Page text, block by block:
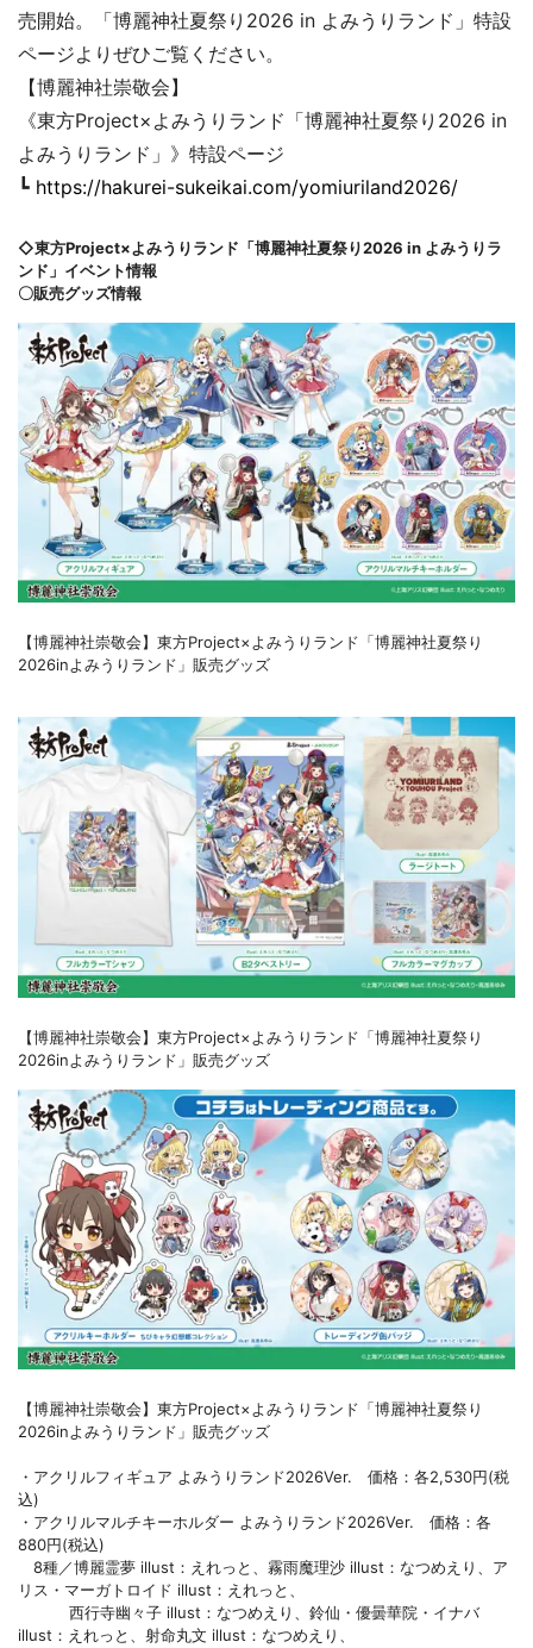
売開始。「博麗神社夏祭り2026 in よみうりランド」特設
ページよりぜひご覧ください。
【博麗神社崇敬会】
《東方Project×よみうりランド「博麗神社夏祭り2026 in
よみうりランド」》特設ページ
┗ https://hakurei-sukeikai.com/yomiuriland2026/
◇東方Project×よみうりランド「博麗神社夏祭り2026 in よみうりラ
ンド」イベント情報
〇販売グッズ情報
【博麗神社崇敬会】東方Project×よみうりランド「博麗神社夏祭り
2026inよみうりランド」販売グッズ
【博麗神社崇敬会】東方Project×よみうりランド「博麗神社夏祭り
2026inよみうりランド」販売グッズ
【博麗神社崇敬会】東方Project×よみうりランド「博麗神社夏祭り
2026inよみうりランド」販売グッズ
・アクリルフィギュア よみうりランド2026Ver. 価格：各2,530円(税
込)
・アクリルマルチキーホルダー よみうりランド2026Ver. 価格：各
880円(税込)
8種／博麗霊夢 illust：えれっと、霧雨魔理沙 illust：なつめえり、ア
リス・マーガトロイド illust：えれっと、
西行寺幽々子 illust：なつめえり、鈴仙・優曇華院・イナバ
illust：えれっと、射命丸文 illust：なつめえり、